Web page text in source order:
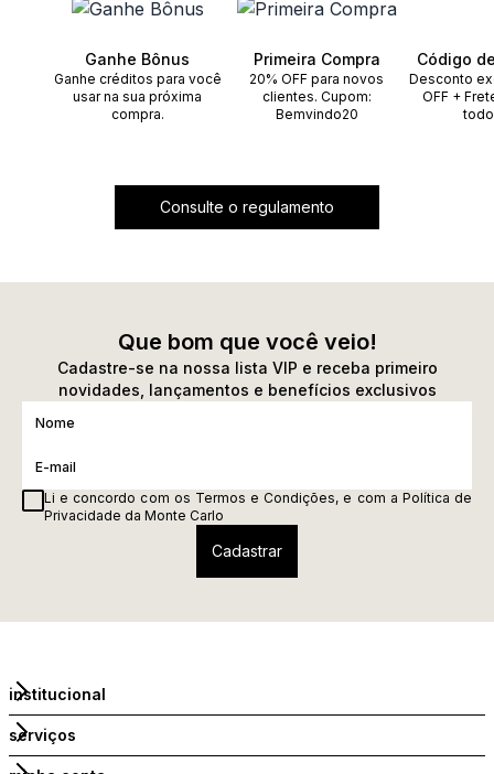
Ganhe Bônus
Ganhe créditos para você
usar na sua próxima
compra.
Primeira Compra
20% OFF para novos
clientes. Cupom:
Bemvindo20
Código
Desconto
OFF +
Consulte o regulamento
Que bom que você veio!
Cadastre-se na nossa lista VIP e receba primeiro
novidades, lançamentos e benefícios exclusivos
Li e concordo com os Termos e Condições, e com a Política de
Privacidade da Monte Carlo
institucional
serviços